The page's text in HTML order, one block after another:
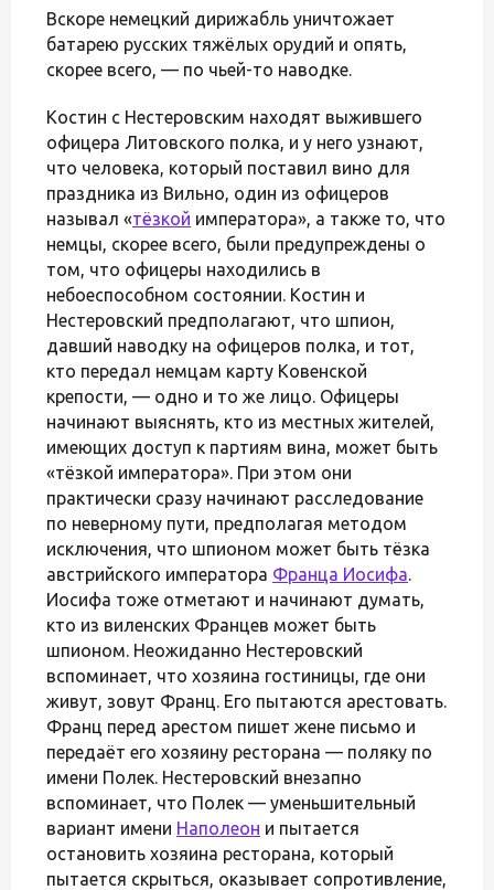
Вскоре немецкий дирижабль уничтожает
батарею русских тяжёлых орудий и опять,
скорее всего, — по чьей-то наводке.
Костин с Нестеровским находят выжившего
офицера Литовского полка, и у него узнают,
что человека, который поставил вино для
праздника из Вильно, один из офицеров
называл «тёзкой императора», а также то, что
немцы, скорее всего, были предупреждены о
том, что офицеры находились в
небоеспособном состоянии. Костин и
Нестеровский предполагают, что шпион,
давший наводку на офицеров полка, и тот,
кто передал немцам карту Ковенской
крепости, — одно и то же лицо. Офицеры
начинают выяснять, кто из местных жителей,
имеющих доступ к партиям вина, может быть
«тёзкой императора». При этом они
практически сразу начинают расследование
по неверному пути, предполагая методом
исключения, что шпионом может быть тёзка
австрийского императора Франца Иосифа.
Иосифа тоже отметают и начинают думать,
кто из виленских Францев может быть
шпионом. Неожиданно Нестеровский
вспоминает, что хозяина гостиницы, где они
живут, зовут Франц. Его пытаются арестовать.
Франц перед арестом пишет жене письмо и
передаёт его хозяину ресторана — поляку по
имени Полек. Нестеровский внезапно
вспоминает, что Полек — уменьшительный
вариант имени Наполеон и пытается
остановить хозяина ресторана, который
пытается скрыться, оказывает сопротивление,